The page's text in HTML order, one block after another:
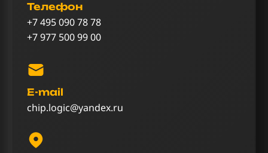
Телефон
+7 495 090 78 78
+7 977 500 99 00
E-mail
chip.logic@yandex.ru